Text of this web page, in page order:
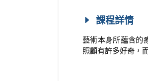
課程詳情
藝術本身所蘊含的
照顧有許多好奇，